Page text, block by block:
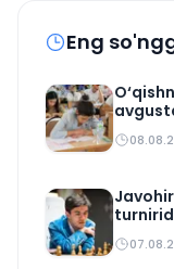
Eng